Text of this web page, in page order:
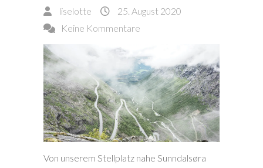
liselotte
25. August 2020
Keine Kommentare
Von unserem Stellplatz nahe Sunndalsøra